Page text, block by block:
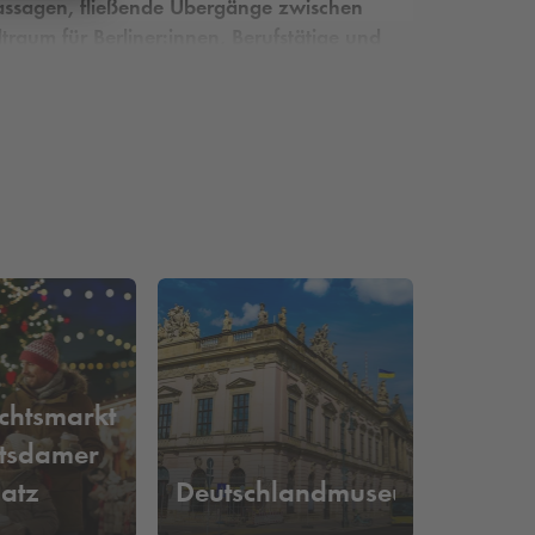
fließende Übergänge zwischen
Deutschlandmuseum